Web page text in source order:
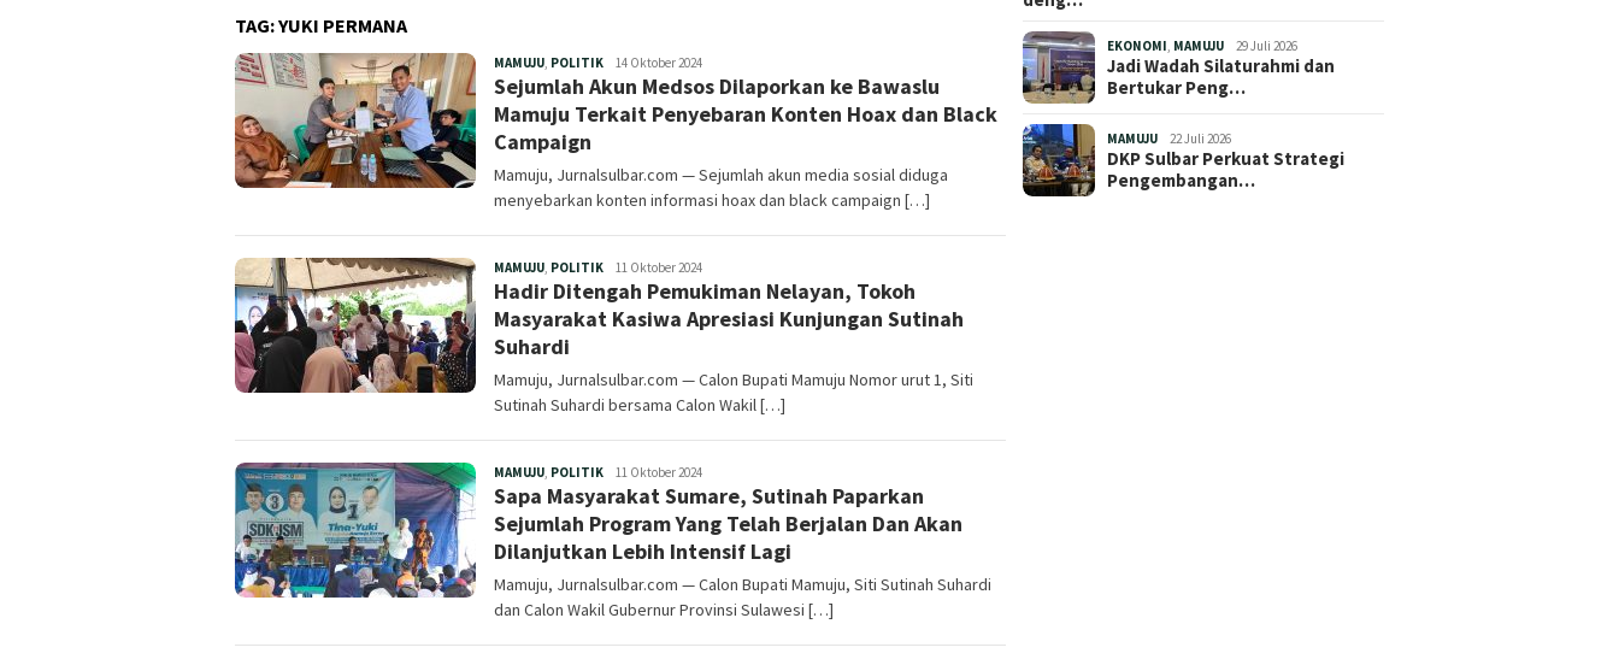
TAG:YUKI PERMANA
MAMUJU, POLITIKRedaksi
14 Oktober 2024
Sejumlah Akun Medsos Dilaporkan ke Bawaslu
Mamuju Terkait Penyebaran Konten Hoax dan Black
Campaign
Mamuju, Jurnalsulbar.com — Sejumlah akun media sosial diduga
menyebarkan konten informasi hoax dan black campaign […]
MAMUJU, POLITIKRedaksi
11 Oktober 2024
Hadir Ditengah Pemukiman Nelayan, Tokoh
Masyarakat Kasiwa Apresiasi Kunjungan Sutinah
Suhardi
Mamuju, Jurnalsulbar.com — Calon Bupati Mamuju Nomor urut 1, Siti
Sutinah Suhardi bersama Calon Wakil […]
MAMUJU, POLITIKRedaksi
11 Oktober 2024
Sapa Masyarakat Sumare, Sutinah Paparkan
Sejumlah Program Yang Telah Berjalan Dan Akan
Dilanjutkan Lebih Intensif Lagi
Mamuju, Jurnalsulbar.com — Calon Bupati Mamuju, Siti Sutinah Suhardi
dan Calon Wakil Gubernur Provinsi Sulawesi […]
EKONOMI MAMUJU 29 Juli 2026
Jadi Wadah Silaturahmi dan
Bertukar Peng…
MAMUJU 22 Juli 2026
DKP Sulbar Perkuat Strategi
Pengembangan…